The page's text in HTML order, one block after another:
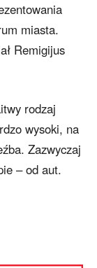
miasta.
Remigijus
rodzaj
wysoki, na
Zazwyczaj
– od aut.